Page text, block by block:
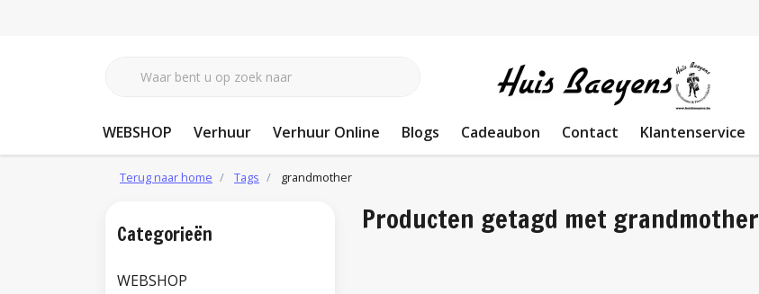
WEBSHOP Verhuur Verhuur Online Blogs Cadeaubon Contact Klantenservice
Terug naar home Tags grandmother
Producten getagd met grandmother
Categorieën
WEBSHOP